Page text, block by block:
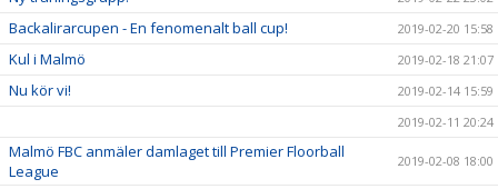
Backalirarcupen - En fenomenalt ball cup! 2019-02-20 15:58
Kul i Malmö 2019-02-18 21:07
Nu kör vi!
2019-02-14 15:59
2019-02-11 20:24
Malmö FBC anmäler damlaget till Premier Floorball
League
2019-02-08 18:00